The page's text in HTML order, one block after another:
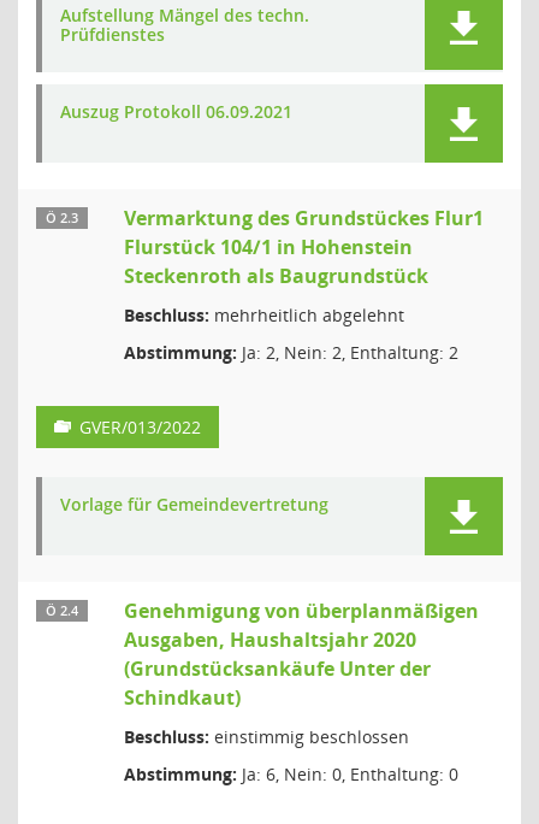
Aufstellung Mängel des techn.
Prüfdienstes
Auszug Protokoll 06.09.2021
Ö 2.3
Vermarktung des Grundstückes Flur1
Flurstück 104/1 in Hohenstein
Steckenroth als Baugrundstück
Beschluss: mehrheitlich abgelehnt
Abstimmung: Ja: 2, Nein: 2, Enthaltung: 2
GVER/013/2022
Vorlage für Gemeindevertretung
Ö 2.4
Genehmigung von überplanmäßigen
Ausgaben, Haushaltsjahr 2020
(Grundstücksankäufe Unter der
Schindkaut)
Beschluss: einstimmig beschlossen
Abstimmung: Ja: 6, Nein: 0, Enthaltung: 0